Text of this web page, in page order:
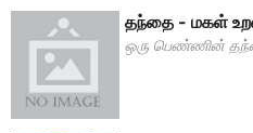
தந்தை - மகள்
ஒரு பெண்ணின்